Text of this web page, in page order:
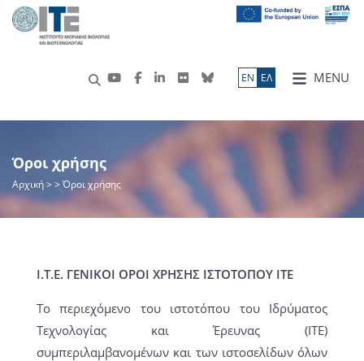
MENU
ΕN ΕΛ
Όροι χρήσης
Αρχική> > Όροι χρήσης
Ι.Τ.Ε. ΓΕΝΙΚΟΙ ΟΡΟΙ ΧΡΗΣΗΣ ΙΣΤΟΤΟΠΟΥ ΙΤΕ
Το περιεχόμενο του ιστοτόπου του Ιδρύματος
Τεχνολογίας και Έρευνας (ΙΤΕ)
συμπεριλαμβανομένων και των ιστοσελίδων όλων